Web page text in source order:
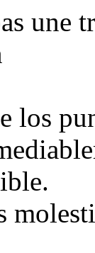
une
los